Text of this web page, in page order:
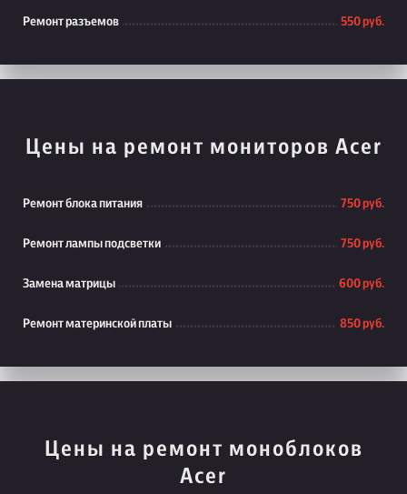
Ремонт разъемов 550 руб.
Цены на ремонт мониторов Acer
Ремонт блока питания 750 руб.
Ремонт лампы подсветки 750 руб.
Замена матрицы 600 руб.
Ремонт материнской платы 850 руб.
Цены на ремонт моноблоков
Acer